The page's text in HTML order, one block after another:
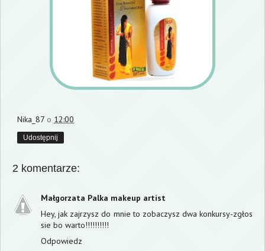
Nika_87 o 12:00
Udostępnij
2 komentarze:
Małgorzata Palka makeup artist
Hey, jak zajrzysz do mnie to zobaczysz dwa konkursy-zgłos
sie bo warto!!!!!!!!!!
Odpowiedz